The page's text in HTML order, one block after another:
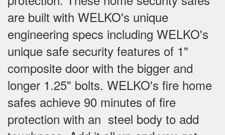
are built with WELKO's unique
engineering specs including WELKO's
unique safe security features of 1"
composite door with the bigger and
longer 1.25" bolts. WELKO's fire home
safes achieve 90 minutes of fire
protection with an steel body to add